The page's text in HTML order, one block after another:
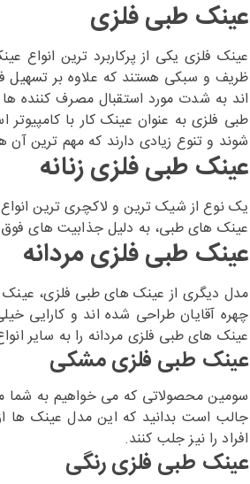
عینک طبی فلزی
عینک فلزی یکی از پرکاربرد ترین
ظریف و سبکی هستند که علاوه بر تسهیل
اند به شدت مورد استقبال مصرف کننده ها
طبی فلزی به عنوان عینک کار با کامپیوتر
شوند و تنوع زیادی دارند که مهم ترین
عینک طبی فلزی زنانه
یک نوع از شیک ترین و لاکچری ترین
عینک های طبی، به دلیل جذابیت های فوق
عینک طبی فلزی مردانه
مدل دیگری از عینک های طبی فلزی،
چهره آقایان طراحی شده اند و کارایی
عینک های طبی فلزی مردانه را به سایر
عینک طبی فلزی مشکی
سومین محصولاتی که می خواهیم به شما
جالب است بدانید که این مدل عینک ها
افراد را نیز جلب کنند.
عینک طبی فلزی رنگی